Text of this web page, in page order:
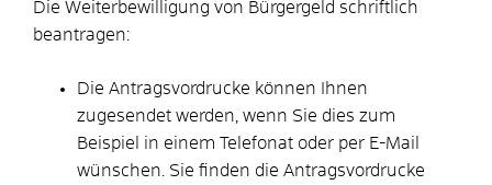
Die Weiterbewilligung von Bürgergeld schriftlich
beantragen:
Die Antragsvordrucke können Ihnen
zugesendet werden, wenn Sie dies zum
Beispiel in einem Telefonat oder per E-Mail
wünschen. Sie finden die Antragsvordrucke